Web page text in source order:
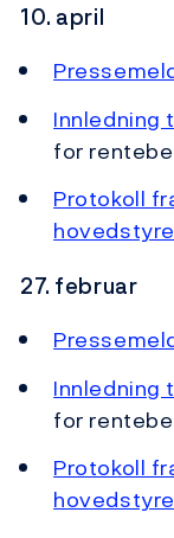
10. april
Innledning
for
Protokoll
hovedstyre
27. februar
Innledning
for
Protokoll
hovedstyre